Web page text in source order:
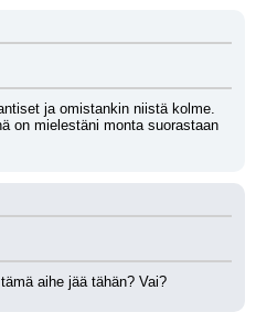
ja omistankin niistä kolme.
on mielestäni monta suorastaan
aihe jää tähän? Vai?